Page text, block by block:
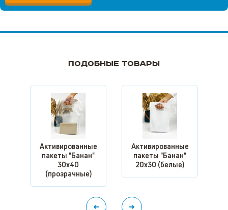
Подобные товары
Активированные
пакеты "Банан"
30x40
(прозрачные)
Активированные
пакеты "Банан"
20x30 (белые)